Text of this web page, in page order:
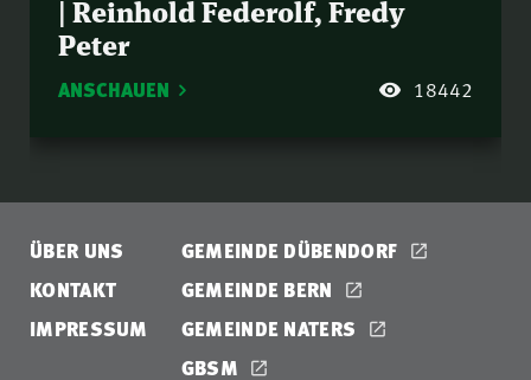
| Reinhold Federolf, Fredy
Peter
ANSCHAUEN 18442
ÜBER UNS
KONTAKT
IMPRESSUM
GEMEINDE DÜBENDORF
GEMEINDE BERN
GEMEINDE NATERS
GBSM